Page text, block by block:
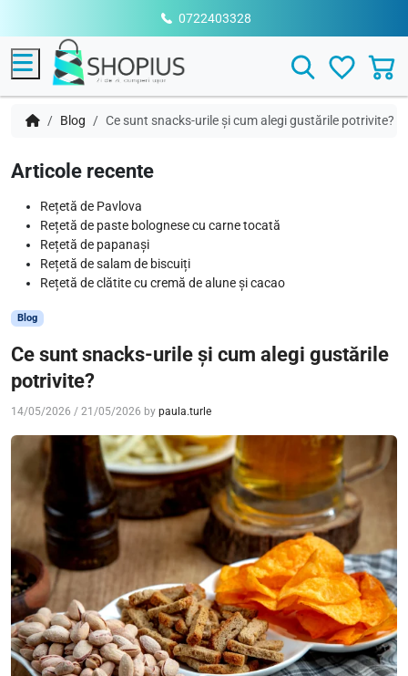
0722403328
Menu Search
Blog Ce sunt snacks-urile și cum alegi gustările potrivite?
Blog
Ce sunt snacks-urile și cum alegi gustările
potrivite?
14/05/2026 / 21/05/2026 by paula.turle
Articole recente
Rețetă de Pavlova
Rețetă de paste bolognese cu carne tocată
Rețetă de papanași
Rețetă de salam de biscuiți
Rețetă de clătite cu cremă de alune și cacao